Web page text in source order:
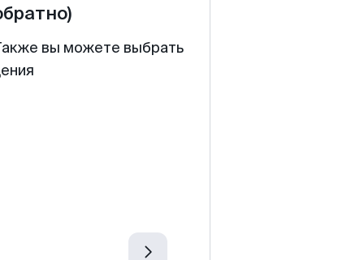
вы можете выбрать